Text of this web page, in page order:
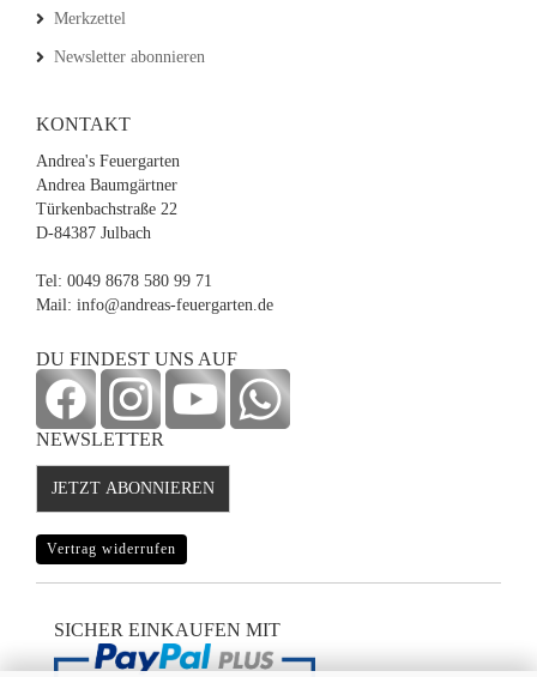
Merkzettel
Newsletter abonnieren
KONTAKT
Andrea's Feuergarten
Andrea Baumgärtner
Türkenbachstraße 22
D-84387 Julbach
Tel: 0049 8678 580 99 71
Mail: info@andreas-feuergarten.de
DU FINDEST UNS AUF
NEWSLETTER
JETZT ABONNIEREN
Vertrag widerrufen
SICHER EINKAUFEN MIT